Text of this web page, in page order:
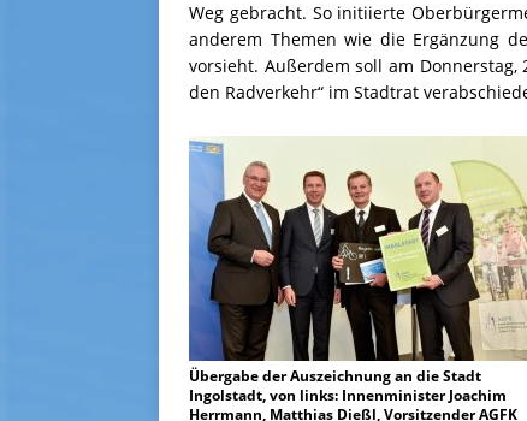
Weg gebracht. So initiierte
anderem Themen wie die Ergänzung
vorsieht. Außerdem soll am
den Radverkehr“ im Stadtrat
Übergabe der Auszeichnung an die Stadt
Ingolstadt, von links: Innenminister Joachim
Herrmann, Matthias Dießl, Vorsitzender AGFK